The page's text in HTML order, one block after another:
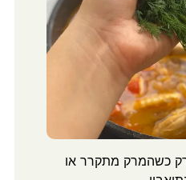
כשהמרק מתקרר או